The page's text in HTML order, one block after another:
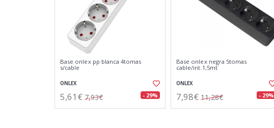
Base onlex pp blanca 4tomas
s/cable
ONLEX
5,61€ 7,93€ - 29%
Base onlex negra 5tomas
cable/int.1,5mt
ONLEX
7,98€ 11,28€ - 29%